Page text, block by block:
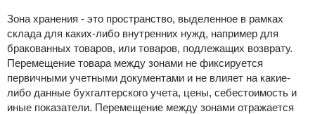
Зона хранения - это пространство, выделенное в рамках
склада для каких-либо внутренних нужд, например для
бракованных товаров, или товаров, подлежащих возврату.
Перемещение товара между зонами не фиксируется
первичными учетными документами и не влияет на какие-
либо данные бухгалтерского учета, цены, себестоимость и
иные показатели. Перемещение между зонами отражается